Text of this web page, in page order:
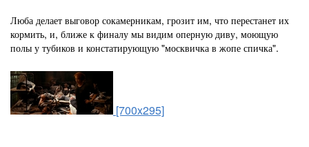
Люба делает выговор сокамерникам, грозит им, что перестанет их
кормить, и, ближе к финалу мы видим оперную диву, моющую
полы у тубиков и констатирующую "москвичка в жопе спичка".
[700x295]